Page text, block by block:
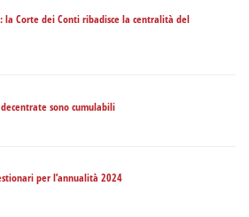
la Corte dei Conti ribadisce la centralità del
sono cumulabili
per l’annualità 2024